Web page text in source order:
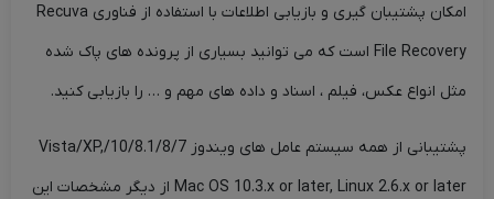
امکان پشتیبان گیری و بازیابی اطلاعات با استفاده از فناوری Recuva
File Recovery است که می توانید بسیاری از پرونده های پاک شده
مثل انواع عکس، فیلم ، اسناد و داده های مهم و … را بازیابی کنید.
پشتیبانی از همه سیستم عامل های ویندوز 10/8.1/8/7/Vista/XP,
Mac OS 10.3.x or later, Linux 2.6.x or later از دیگر مشخصات این